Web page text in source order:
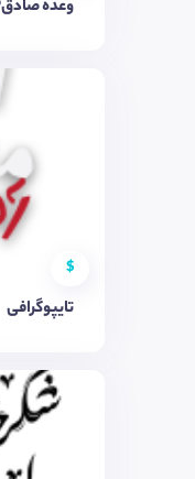
وعده صادق3
$
تایپوگرافی